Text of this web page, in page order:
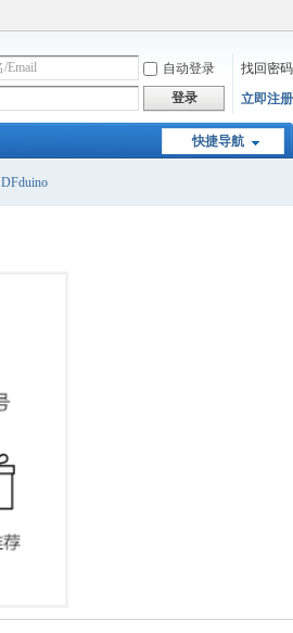
自动登录
找回密码
登录 立即注册
快捷导航
DFduino